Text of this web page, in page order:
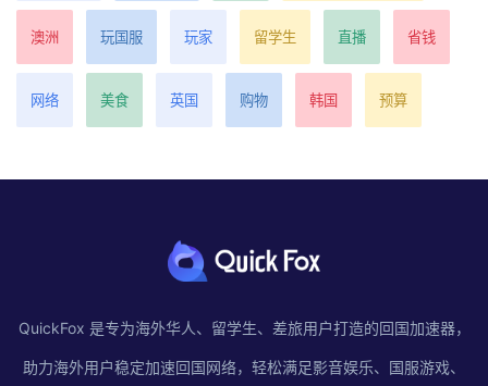
澳洲 玩国服 玩家 留学生 直播 省钱
网络 美食 英国 购物 韩国 预算
QuickFox 是专为海外华人、留学生、差旅用户打造的回国加速器，
助力海外用户稳定加速回国网络，轻松满足影音娱乐、国服游戏、